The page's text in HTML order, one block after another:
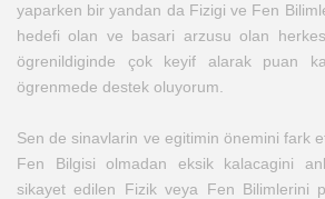
yaparken bir yandan da Fizigi ve Fen
hedefi olan ve basari arzusu olan
ögrenildiginde çok keyif alarak puan
ögrenmede destek oluyorum.
Sen de sinavlarin ve egitimin önemini fark
Fen Bilgisi olmadan eksik kalacagini
sikayet edilen Fizik veya Fen Bilimlerini